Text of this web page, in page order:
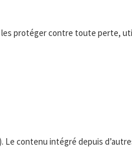
les protéger contre toute perte,
contenu intégré depuis